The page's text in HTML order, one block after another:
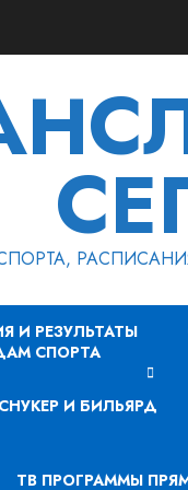
И РЕЗУЛЬТАТЫ
СПОРТА
СНУКЕР И БИЛЬЯРД
ТВ ПРОГРАММЫ